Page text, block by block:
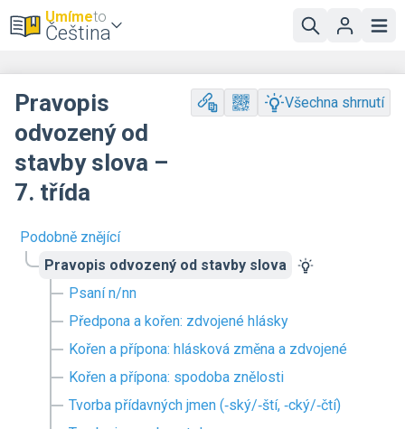
Umímeto
Čeština
Podobně znějící
Pravopis odvozený od stavby slova
Psaní n/nn
Předpona a kořen: zdvojené hlásky
Kořen a přípona: hlásková změna a zdvojené
Kořen a přípona: spodoba znělosti
Tvorba přídavných jmen (‑ský/‑ští, ‑cký/‑čtí)
Pravopis
odvozený od
stavby slova –
7. třída
Všechna shrnutí